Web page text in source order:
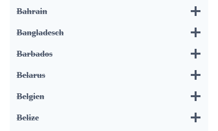
Bahrain
Bangladesch
Barbados
Belarus
Belgien
Belize